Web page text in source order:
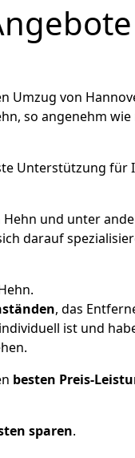
Umzug von
so angenehm
Unterstützung für
und unter
darauf
, das
ist und
besten Preis-
sparen.